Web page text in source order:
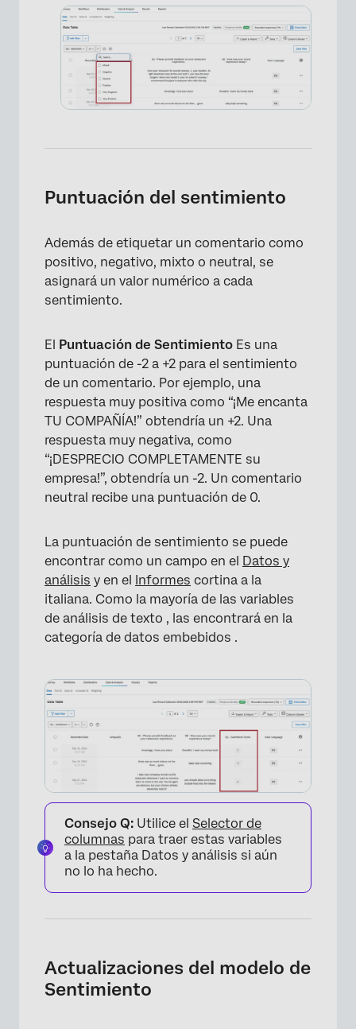
×
Puntuación del sentimiento
Además de etiquetar un comentario como
positivo, negativo, mixto o neutral, se
asignará un valor numérico a cada
sentimiento.
El Puntuación de Sentimiento Es una
puntuación de -2 a +2 para el sentimiento
de un comentario. Por ejemplo, una
respuesta muy positiva como “¡Me encanta
TU COMPAÑÍA!” obtendría un +2. Una
respuesta muy negativa, como
“¡DESPRECIO COMPLETAMENTE su
empresa!”, obtendría un -2. Un comentario
neutral recibe una puntuación de 0.
La puntuación de sentimiento se puede
encontrar como un campo en el Datos y
análisis y en el Informes cortina a la
italiana. Como la mayoría de las variables
de análisis de texto , las encontrará en la
categoría de datos embebidos .
Consejo Q: Utilice el Selector de
columnas para traer estas variables
a la pestaña Datos y análisis si aún
no lo ha hecho.
Actualizaciones del modelo de
Sentimiento